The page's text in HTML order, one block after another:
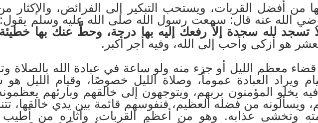
من أفضل القربات، ويستحب التبكير إلى الفرائض، والإكثار
الله عنه قال: سمعت رسول الله صلى الله عليه وسلم
تسجد لله سجدة إلاّ رفعك إليه بها درجة، وحطَّ عنك بها
هو أزكى وأحب إلى الله، وفيه أجر أكبر.
قضاء معظم الليل أو جزء منه ولو ساعة في عبادة الله بالصلاة
ويراد العبادة عموماً، وصلاة الليل خصوصًا، وقيام الليل
يخلو المؤمنون بربهم، ويتوجهون إلى خالقهم وبارئهم
ويسألونه من فضله العظيم، فنفوسهم قائمة بين يدي خالقها،
وتخشى عذابه. وهو من أعظم القربات، وآثاره من أطيب